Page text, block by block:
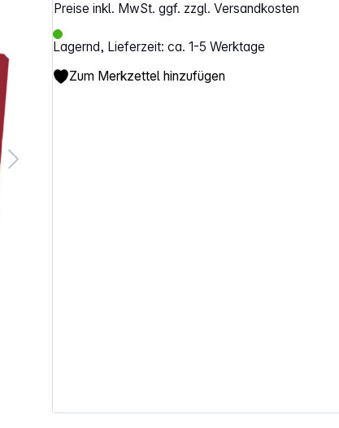
Preise inkl. MwSt. ggf. zzgl. Versandkosten
Lagernd, Lieferzeit: ca. 1-5 Werktage
Zum Merkzettel hinzufügen